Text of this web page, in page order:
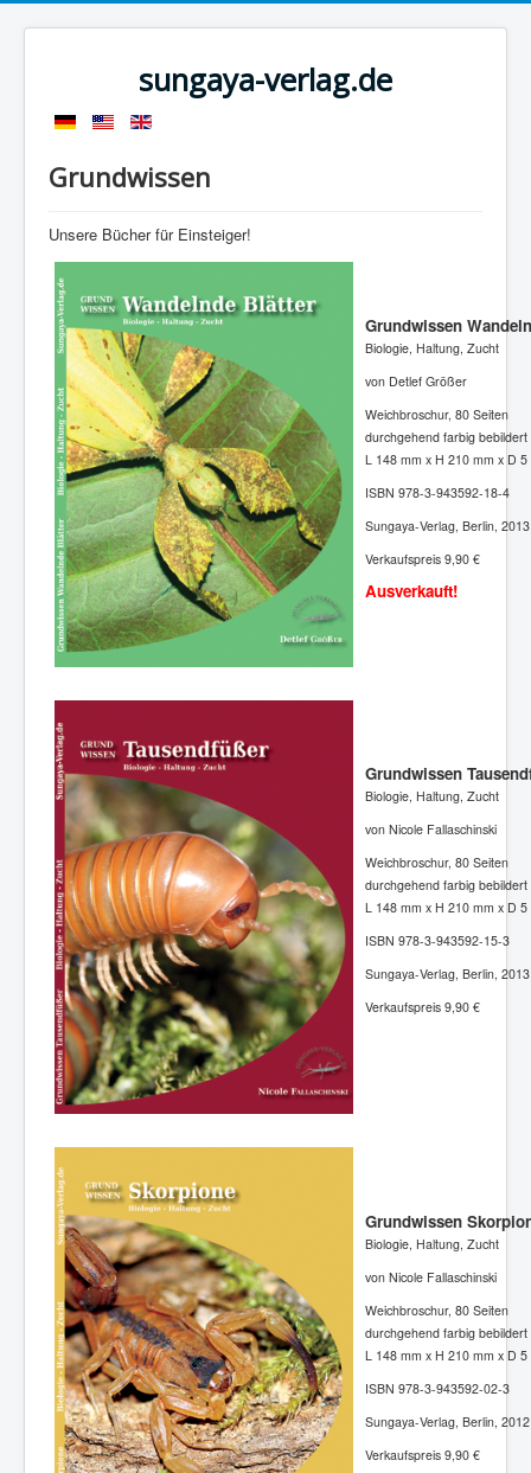
sungaya-verlag.de
Grundwissen
Unsere Bücher für Einsteiger!
Grundwissen
Biologie, Haltung, Zucht
von Detlef Größer
Weichbroschur, 80 Seiten
durchgehend farbig bebildert
L 148 mm x H 210 mm x D
ISBN 978-3-943592-18-4
Sungaya-Verlag, Berlin, 2013
Verkaufspreis 9,90 €
Ausverkauft!
Grundwissen
Biologie, Haltung, Zucht
von Nicole Fallaschinski
Weichbroschur, 80 Seiten
durchgehend farbig bebildert
L 148 mm x H 210 mm x D
ISBN 978-3-943592-15-3
Sungaya-Verlag, Berlin, 2013
Verkaufspreis 9,90 €
Grundwissen
Biologie, Haltung, Zucht
von Nicole Fallaschinski
Weichbroschur, 80 Seiten
durchgehend farbig bebildert
L 148 mm x H 210 mm x D
ISBN 978-3-943592-02-3
Sungaya-Verlag, Berlin, 2012
Verkaufspreis 9,90 €